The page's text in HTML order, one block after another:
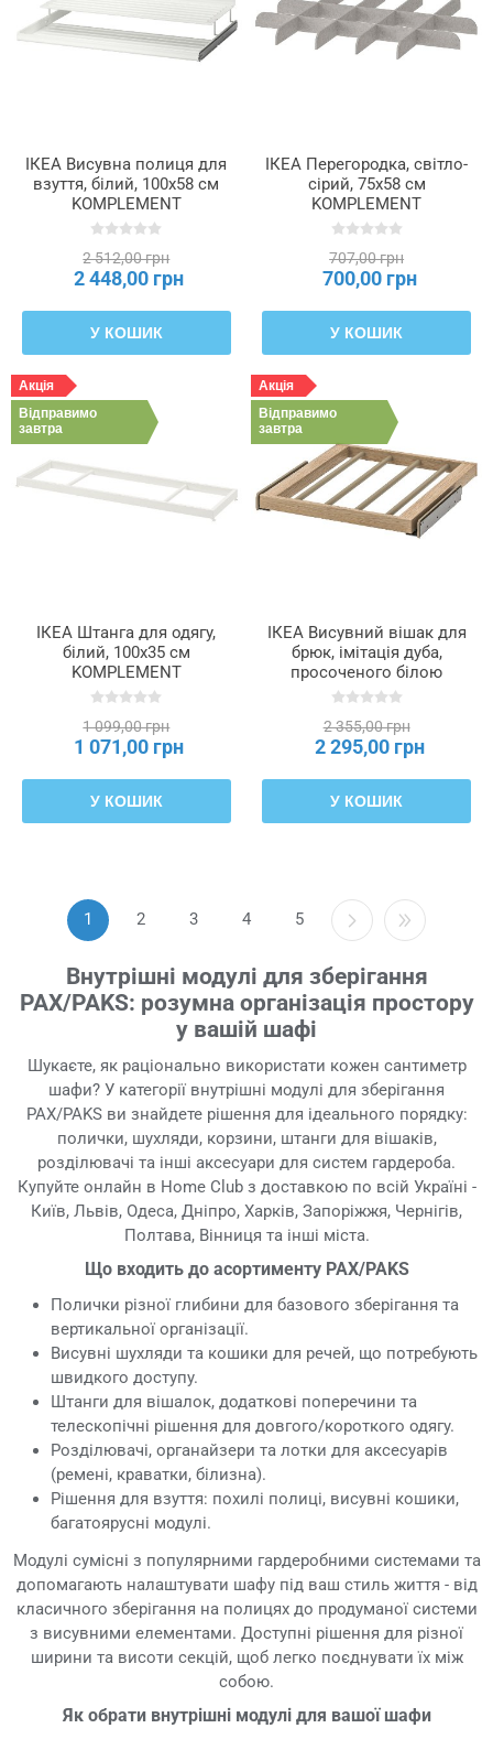
ІКЕА Висувна полиця для
взуття, білий, 100x58 см
KOMPLEMENT
КОМПЛІМЕНТ, 002.574.63
2 512,00 грн
2 448,00 грн
У КОШИК
ІКЕА Перегородка, світло-
сірий, 75x58 см
KOMPLEMENT
КОМПЛІМЕНТ, 804.667.97
707,00 грн
700,00 грн
У КОШИК
Акція
Відправимо
завтра
ІКЕА Штанга для одягу,
білий, 100x35 см
KOMPLEMENT
КОМПЛІМЕНТ, 104.464.49
1 099,00 грн
1 071,00 грн
У КОШИК
Акція
Відправимо
завтра
ІКЕА Висувний вішак для
брюк, імітація дуба,
просоченого білою
морилкою, 50x58 см
КОМПЛІМЕНТ, 004.465.05
2 355,00 грн
2 295,00 грн
У КОШИК
1 2 3 4 5
Внутрішні модулі для зберігання
PAX/PAKS: розумна організація простору
у вашій шафі
Шукаєте, як раціонально використати кожен сантиметр
шафи? У категорії внутрішні модулі для зберігання
PAX/PAKS ви знайдете рішення для ідеального порядку:
полички, шухляди, корзини, штанги для вішаків,
розділювачі та інші аксесуари для систем гардероба.
Купуйте онлайн в Home Club з доставкою по всій Україні -
Київ, Львів, Одеса, Дніпро, Харків, Запоріжжя, Чернігів,
Полтава, Вінниця та інші міста.
Що входить до асортименту PAX/PAKS
Полички різної глибини для базового зберігання та
вертикальної організації.
Висувні шухляди та кошики для речей, що потребують
швидкого доступу.
Штанги для вішалок, додаткові поперечини та
телескопічні рішення для довгого/короткого одягу.
Розділювачі, органайзери та лотки для аксесуарів
(ремені, краватки, білизна).
Рішення для взуття: похилі полиці, висувні кошики,
багатоярусні модулі.
Модулі сумісні з популярними гардеробними системами та
допомагають налаштувати шафу під ваш стиль життя - від
класичного зберігання на полицях до продуманої системи
з висувними елементами. Доступні рішення для різної
ширини та висоти секцій, щоб легко поєднувати їх між
собою.
Як обрати внутрішні модулі для вашої шафи